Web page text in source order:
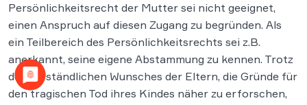
Persönlichkeitsrecht der Mutter sei nicht geeignet,
einen Anspruch auf diesen Zugang zu begründen. Als
ein Teilbereich des Persönlichkeitsrechts sei z.B.
anerkannt, seine eigene Abstammung zu kennen. Trotz
des verständlichen Wunsches der Eltern, die Gründe für
den tragischen Tod ihres Kindes näher zu erforschen,